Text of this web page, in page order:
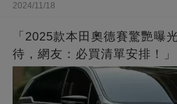
2024/11/18
「2025款本田奧德賽驚艷曝
待，網友：必買清單安排！」